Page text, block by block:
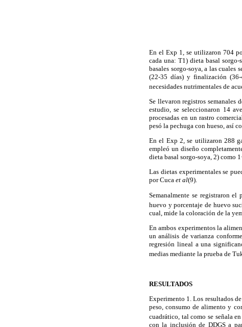
En el Exp 1, se utilizaron 704
cada una: T1) dieta basal
basales sorgo-soya, a las
(22-35 días) y finalización
necesidades nutrimentales de
Se llevaron registros
estudio, se seleccionaron 14
procesadas en un rastro
pesó la pechuga con hueso, así
En el Exp 2, se utilizaron 288
empleó un diseño
dieta basal sorgo-soya, 2) como
Las dietas experimentales se
por Cuca et al(9).
Semanalmente se registraron
huevo y porcentaje de huevo
cual, mide la coloración de la
En ambos experimentos la
un análisis de varianza
regresión lineal a una
medias mediante la prueba de
RESULTADOS
Experimento 1. Los resultados
peso, consumo de alimento y
cuadrático, tal como se señala
con la inclusión de DDGS a